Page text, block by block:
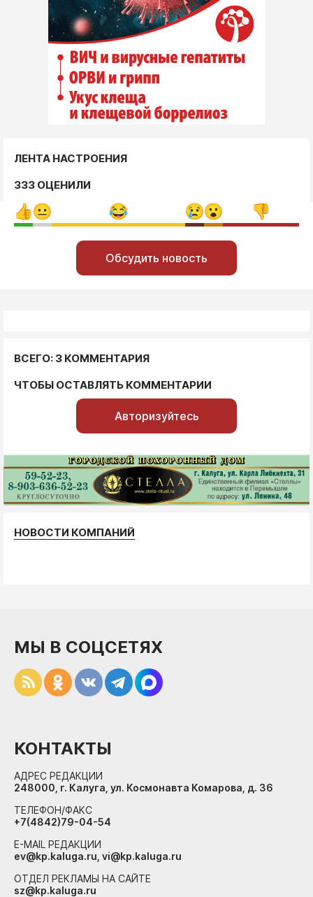
ЛЕНТА НАСТРОЕНИЯ
333 ОЦЕНИЛИ
Обсудить новость
ВСЕГО: 3 КОММЕНТАРИЯ
ЧТОБЫ ОСТАВЛЯТЬ КОММЕНТАРИИ
Авторизуйтесь
НОВОСТИ КОМПАНИЙ
МЫ В СОЦСЕТЯХ
КОНТАКТЫ
АДРЕС РЕДАКЦИИ
248000, г. Калуга, ул. Космонавта Комарова, д. 36
ТЕЛЕФОН/ФАКС
+7(4842)79-04-54
E-MAIL РЕДАКЦИИ
ev@kp.kaluga.ru, vi@kp.kaluga.ru
ОТДЕЛ РЕКЛАМЫ НА САЙТЕ
sz@kp.kaluga.ru